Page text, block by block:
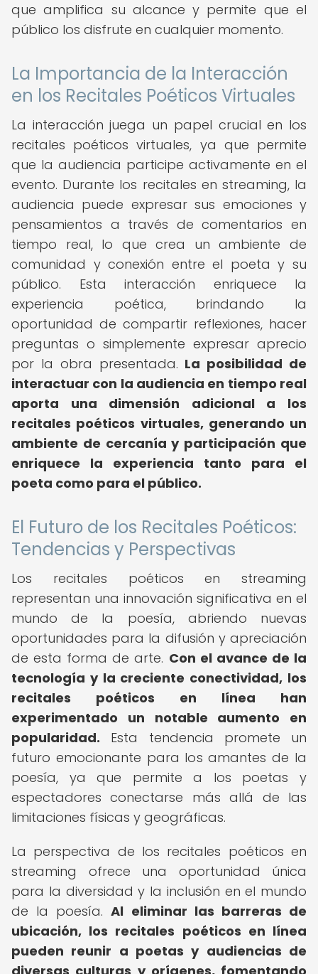
que amplifica su alcance y permite que el
público los disfrute en cualquier momento.
La Importancia de la Interacción
en los Recitales Poéticos Virtuales
La interacción juega un papel crucial en los
recitales poéticos virtuales, ya que permite
que la audiencia participe activamente en el
evento. Durante los recitales en streaming, la
audiencia puede expresar sus emociones y
pensamientos a través de comentarios en
tiempo real, lo que crea un ambiente de
comunidad y conexión entre el poeta y su
público. Esta interacción enriquece la
experiencia poética, brindando la
oportunidad de compartir reflexiones, hacer
preguntas o simplemente expresar aprecio
por la obra presentada. La posibilidad de
interactuar con la audiencia en tiempo real
aporta una dimensión adicional a los
recitales poéticos virtuales, generando un
ambiente de cercanía y participación que
enriquece la experiencia tanto para el
poeta como para el público.
El Futuro de los Recitales Poéticos:
Tendencias y Perspectivas
Los recitales poéticos en streaming
representan una innovación significativa en el
mundo de la poesía, abriendo nuevas
oportunidades para la difusión y apreciación
de esta forma de arte. Con el avance de la
tecnología y la creciente conectividad, los
recitales poéticos en línea han
experimentado un notable aumento en
popularidad. Esta tendencia promete un
futuro emocionante para los amantes de la
poesía, ya que permite a los poetas y
espectadores conectarse más allá de las
limitaciones físicas y geográficas.
La perspectiva de los recitales poéticos en
streaming ofrece una oportunidad única
para la diversidad y la inclusión en el mundo
de la poesía.Al eliminar las barreras de
ubicación, los recitales poéticos en línea
pueden reunir a poetas y audiencias de